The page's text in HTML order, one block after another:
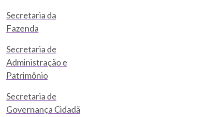
Secretaria da
Fazenda
Secretaria de
Administração e
Patrimônio
Secretaria de
Governança Cidadã